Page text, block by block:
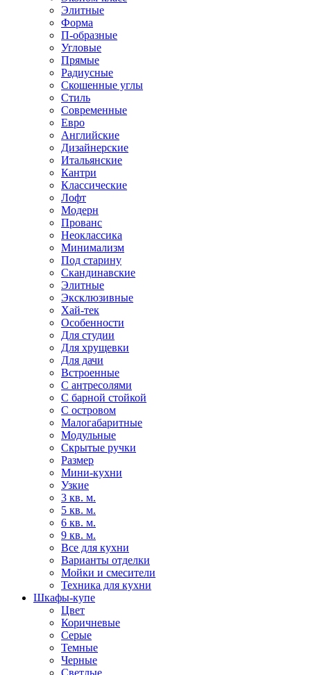
Элитные
Форма
П-образные
Угловые
Прямые
Радиусные
Скошенные углы
Стиль
Современные
Евро
Английские
Дизайнерские
Итальянские
Кантри
Классические
Лофт
Модерн
Прованс
Неоклассика
Минимализм
Под старину
Скандинавские
Элитные
Эксклюзивные
Хай-тек
Особенности
Для студии
Для хрущевки
Для дачи
Встроенные
С антресолями
С барной стойкой
С островом
Малогабаритные
Модульные
Скрытые ручки
Размер
Мини-кухни
Узкие
3 кв. м.
5 кв. м.
6 кв. м.
9 кв. м.
Все для кухни
Варианты отделки
Мойки и смесители
Техника для кухни
Шкафы-купе
Цвет
Коричневые
Серые
Темные
Черные
Светлые